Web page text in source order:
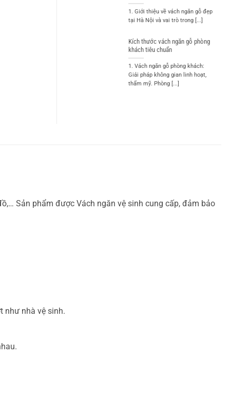
1. Giới thiệu về vách ngăn gỗ đẹp
tại Hà Nội và vai trò trong [...]
Kích thước vách ngăn gỗ phòng
khách tiêu chuẩn
1. Vách ngăn gỗ phòng khách:
Giải pháp không gian linh hoạt,
thẩm mỹ. Phòng [...]
Sản phẩm được Vách ngăn vệ sinh cung cấp, đảm bảo
như nhà vệ sinh.